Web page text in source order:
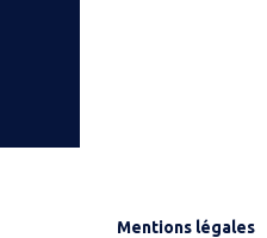
Mentions légales